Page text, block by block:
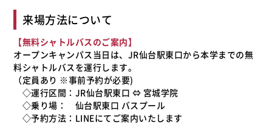
来場方法について
【無料シャトルバスのご案内】
オープンキャンパス当日は、JR仙台駅東口から本学までの無
料シャトルバスを運行します。
（定員あり ※事前予約が必要)
◇運行区間：JR仙台駅東口 ⇔ 宮城学院
◇乗り場： 仙台駅東口 バスプール
◇予約方法：LINEにてご案内いたします